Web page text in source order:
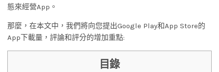
態來經營App。
那麼，在本文中，我們將向您提出Google Play和App Store的
App下載量，評論和評分的增加重點:
目錄